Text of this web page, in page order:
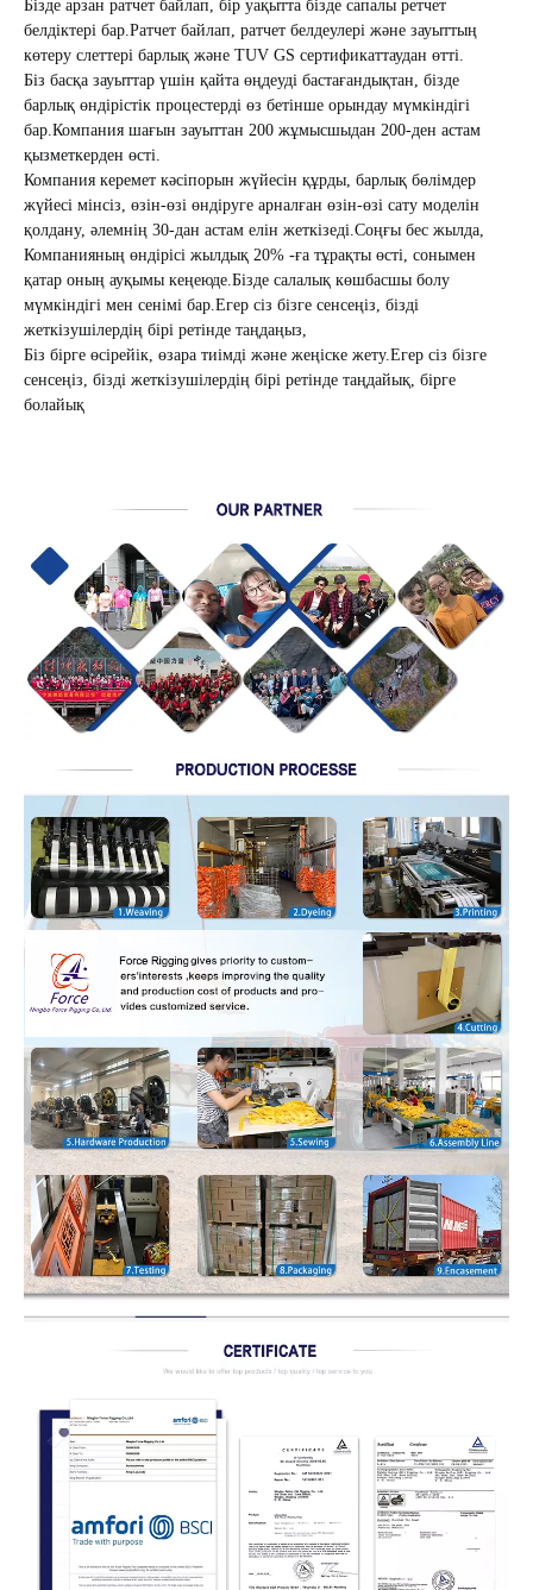
Бізде арзан ратчет байлап, бір уақытта бізде сапалы ретчет
белдіктері бар.Ратчет байлап, ратчет белдеулері және зауыттың
көтеру слеттері барлық және TUV GS сертификаттаудан өтті.
Біз басқа зауыттар үшін қайта өңдеуді бастағандықтан, бізде
барлық өндірістік процестерді өз бетінше орындау мүмкіндігі
бар.Компания шағын зауыттан 200 жұмысшыдан 200-ден астам
қызметкерден өсті.
Компания керемет кәсіпорын жүйесін құрды, барлық бөлімдер
жүйесі мінсіз, өзін-өзі өндіруге арналған өзін-өзі сату моделін
қолдану, әлемнің 30-дан астам елін жеткізеді.Соңғы бес жылда,
Компанияның өндірісі жылдық 20% -ға тұрақты өсті, сонымен
қатар оның ауқымы кеңеюде.Бізде салалық көшбасшы болу
мүмкіндігі мен сенімі бар.Егер сіз бізге сенсеңіз, бізді
жеткізушілердің бірі ретінде таңдаңыз,
Біз бірге өсірейік, өзара тиімді және жеңіске жету.Егер сіз бізге
сенсеңіз, бізді жеткізушілердің бірі ретінде таңдайық, бірге
болайық